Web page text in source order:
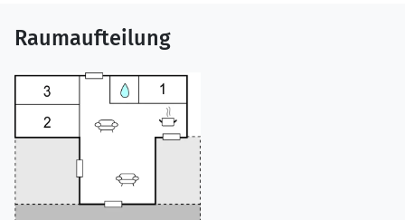
Raumaufteilung